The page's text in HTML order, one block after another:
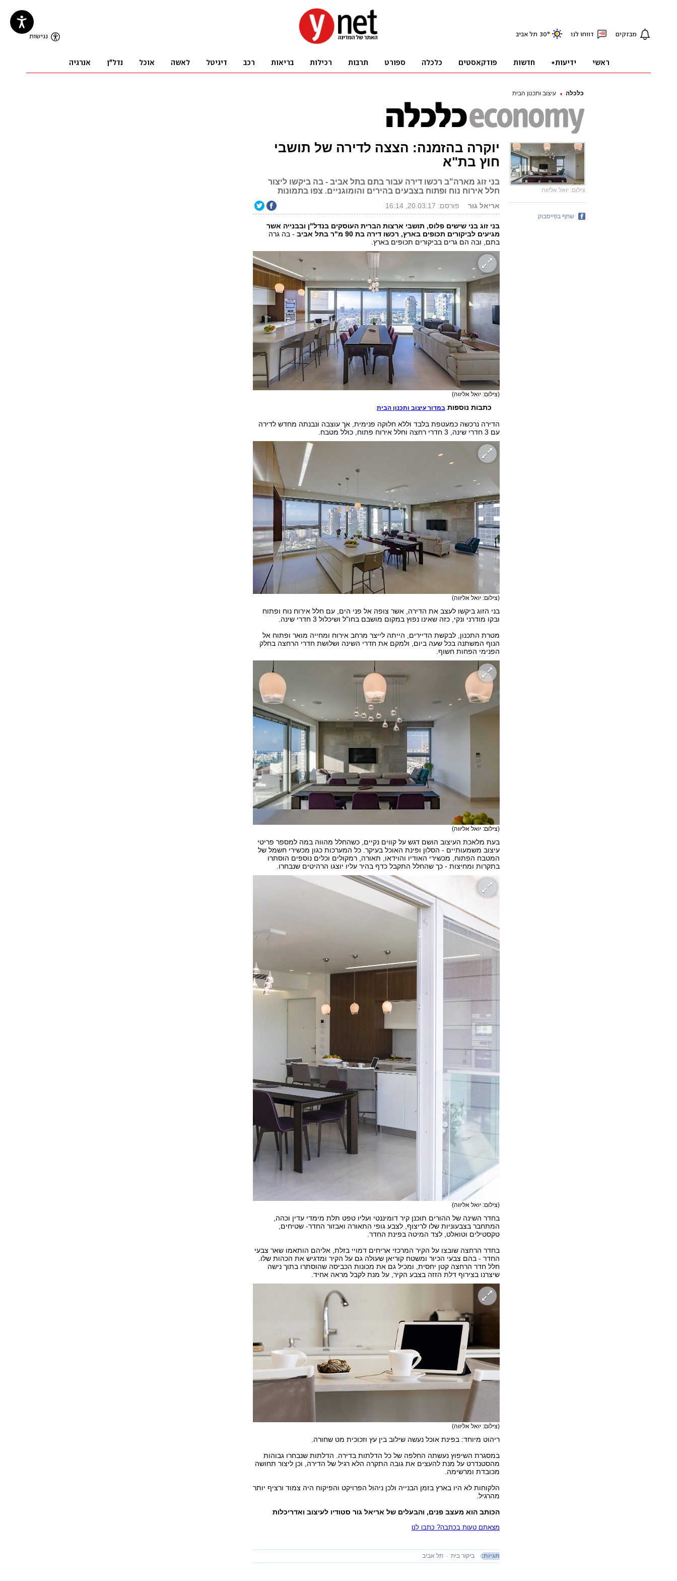
כלכלה עיצוב ותכנון הבית
יוקרה בהזמנה: הצצה לדירה של תושבי
חוץ בת"א
בני זוג מארה"ב רכשו דירה עבור בתם בתל אביב - בה ביקשו ליצור
חלל אירוח נוח ופתוח בצבעים בהירים והומוגניים. צפו בתמונות
אריאל גור פורסם: 20.03.17, 16:14
בני זוג בני שישים פלוס, תושבי ארצות הברית העוסקים בנדל"ן ובבנייה אשר
מגיעים לביקורים תכופים בארץ, רכשו דירה בת 90 מ"ר בתל אביב
- בה גרה
בתם, ובה הם גרים בביקורים תכופים בארץ.
(צילום: יואל אליווה)
כתבות נוספות במדור עיצוב ותכנון הבית
הדירה נרכשה כמעטפת בלבד וללא חלוקה פנימית, אך עוצבה ונבנתה מחדש לדירה
עם 3 חדרי שינה, 3 חדרי רחצה וחלל אירוח פתוח, כולל מטבח.
(צילום: יואל אליווה)
בני הזוג ביקשו לעצב את הדירה, אשר צופה אל פני הים, עם חלל אירוח נוח ופתוח
ובקו מודרני ונקי, כזה שאינו נפוץ במקום מושבם בחו"ל ושיכלול 3 חדרי שינה.
מטרת התכנון, לבקשת הדיירים, הייתה לייצר מרחב אירוח ומחייה מואר ופתוח אל
הנוף המשתנה בכל שעה ביום, ולמקם את חדרי השינה ושלושת חדרי הרחצה בחלק
הפנימי הפחות חשוף.
(צילום: יואל אליווה)
בעת מלאכת העיצוב הושם דגש על קווים נקיים, כשהחלל מהווה במה למספר פריטי
עיצוב משמעותיים - הסלון ופינת האוכל בעיקר. כל המערכות כגון מכשירי חשמל של
המטבח הפתוח, מכשירי האודיו והוידאו, תאורה, רמקולים וכלים נוספים הוסתרו
בתקרות ומחיצות - כך שהחלל התקבל כדף בהיר עליו יוצגו הרהיטים שנבחרו.
(צילום: יואל אליווה)
בחדר השינה של ההורים תוכנן קיר דומיננטי ועליו טפט תלת מימדי עדין וכהה,
המתחבר בצבעוניות שלו לריצוף, לצבע גופי התאורה ואבזור החדר- שטיחים,
טקסטילים וטואלט, לצד המיטה בפינת החדר.
בחדר הרחצה שובצו על הקיר המרכזי אריחים דמויי בזלת, אליהם הותאמו שאר צבעי
החדר - בהם צבעי הכיור ומשטח קוריאן שעולה גם על הקיר ומדגיש את הכהות שלו.
חלל חדר הרחצה קטן יחסית, ומכיל גם את מכונות הכביסה שהוסתרו בתוך נישה
שיצרנו בצירוף דלת הזזה בצבע הקיר, על מנת לקבל מראה אחיד.
(צילום: יואל אליווה)
ריהוט מיוחד: בפינת אוכל נעשה שילוב בין עץ וזכוכית מט שחורה.
במסגרת השיפוץ נעשתה החלפה של כל הדלתות בדירה. הדלתות שנבחרו גבוהות
מהסטנדרט על מנת להעצים את גובה התקרה הלא רגיל של הדירה, וכן ליצור תחושה
מכובדת ומרשימה.
הלקוחות לא היו בארץ בזמן הבנייה ולכן ניהול הפרויקט והפיקוח היה צמוד ורציף יותר
מהרגיל.
הכותב הוא מעצב פנים, והבעלים של אריאל גור סטודיו לעיצוב ואדריכלות
מצאתם טעות בכתבה? כתבו לנו
תגיות: ביקור בית תל אביב
צילום: יואל אליווה
שתף בפייסבוק